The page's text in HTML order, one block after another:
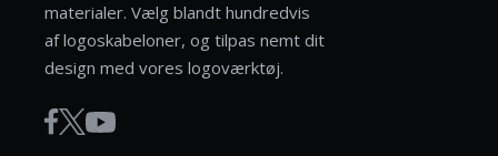
materialer. Vælg blandt hundredvis
af logoskabeloner, og tilpas nemt dit
design med vores logoværktøj.